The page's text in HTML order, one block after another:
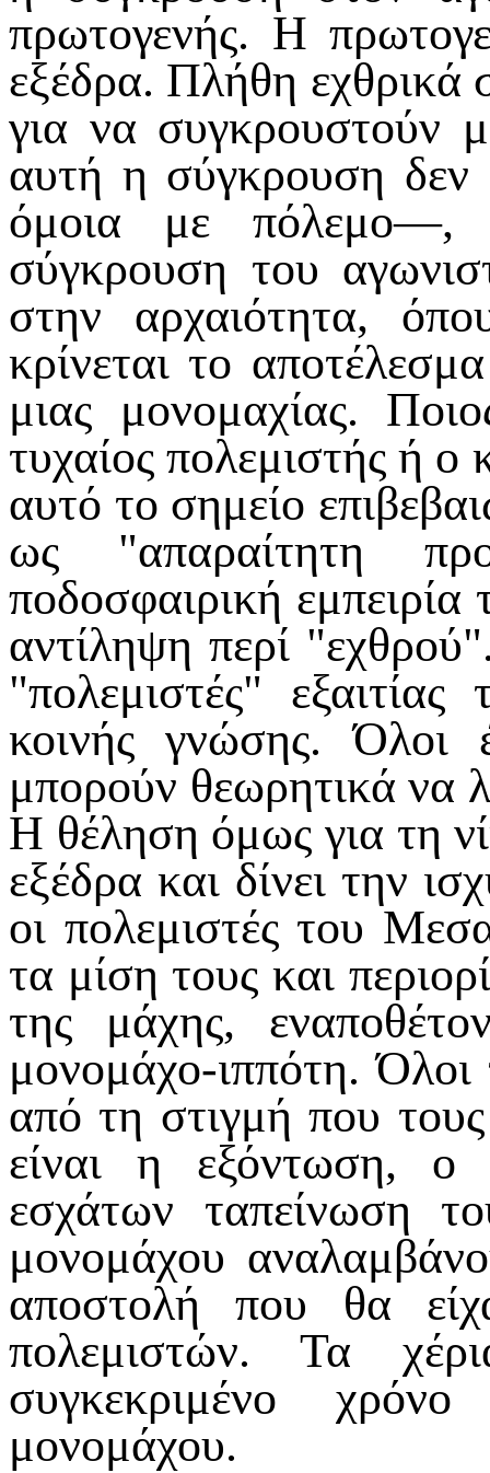
πρωτογενής. Η
εξέδρα. Πλήθη εχθρικά
για να συγκρουστούν
αυτή η σύγκρουση δεν
όμοια με πόλεμο—,
σύγκρουση του
στην αρχαιότητα,
κρίνεται το
μιας μονομαχίας.
τυχαίος πολεμιστής ή
αυτό το σημείο
ως "απαραίτητη
ποδοσφαιρική
αντίληψη περί
"πολεμιστές"
κοινής γνώσης. Όλοι
μπορούν θεωρητικά να
Η θέληση όμως για τη
εξέδρα και δίνει την
οι πολεμιστές του
τα μίση τους και
της μάχης,
μονομάχο-ιππότη. Όλοι
από τη στιγμή που
είναι η εξόντωση, ο
εσχάτων ταπείνωση
μονομάχου
αποστολή που θα
πολεμιστών. Τα
συγκεκριμένο
μονομάχου.